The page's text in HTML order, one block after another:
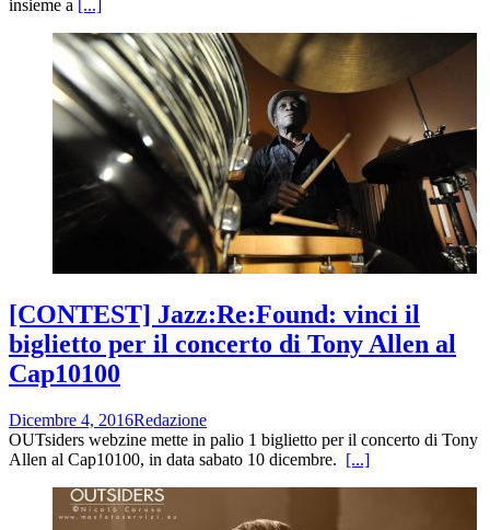
insieme a [...]
[CONTEST] Jazz:Re:Found: vinci il
biglietto per il concerto di Tony Allen al
Cap10100
Dicembre 4, 2016Redazione
OUTsiders webzine mette in palio 1 biglietto per il concerto di Tony
Allen al Cap10100, in data sabato 10 dicembre. [...]